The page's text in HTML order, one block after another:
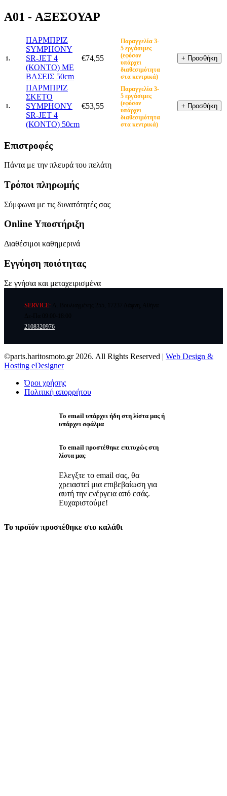
A01 - ΑΞΕΣΟΥΑΡ
1.
ΠΑΡΜΠΡΙΖ
SYMPHONY
SR-JET 4
(ΚΟΝΤΟ) ΜΕ
ΒΑΣΕΙΣ 50cm
€74,55
Παραγγελία 3-
5 εργάσιμες
(εφόσον
υπάρχει
διαθεσιμότητα
στα κεντρικά)
1.
ΠΑΡΜΠΡΙΖ
ΣΚΕΤΟ
SYMPHONY
SR-JET 4
(ΚΟΝΤΟ) 50cm
€53,55
Παραγγελία 3-
5 εργάσιμες
(εφόσον
υπάρχει
διαθεσιμότητα
στα κεντρικά)
Επιστροφές
Πάντα με την πλευρά του πελάτη
Τρόποι πληρωμής
Σύμφωνα με τις δυνατότητές σας
Online Υποστήριξη
Διαθέσιμοι καθημερινά
Εγγύηση ποιότητας
Σε γνήσια και μεταχειρισμένα
SERVICE:
2108320976
©parts.haritosmoto.gr 2026. All Rights Reserved | Web Design &
Hosting eDesigner
Όροι χρήσης
Πολιτική απορρήτου
Το email υπάρχει ήδη στη λίστα μας ή
υπάρχει σφάλμα
Το email προστέθηκε επιτυχώς στη
λίστα μας
Ελεγξτε το email σας, θα
χρειαστεί μια επιβεβαίωση για
αυτή την ενέργεια από εσάς.
Ευχαριστούμε!
Το προϊόν προστέθηκε στο καλάθι